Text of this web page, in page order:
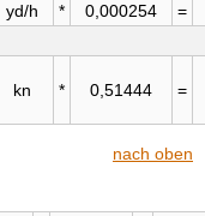
yd/h * 0,000254
=
kn * 0,51444 =
nach oben